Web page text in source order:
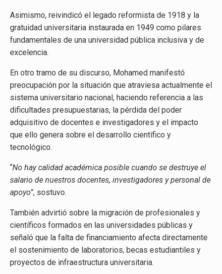
Asimismo, reivindicó el legado reformista de 1918 y la
gratuidad universitaria instaurada en 1949 como pilares
fundamentales de una universidad pública inclusiva y de
excelencia.
En otro tramo de su discurso, Mohamed manifestó
preocupación por la situación que atraviesa actualmente el
sistema universitario nacional, haciendo referencia a las
dificultades presupuestarias, la pérdida del poder
adquisitivo de docentes e investigadores y el impacto
que ello genera sobre el desarrollo científico y
tecnológico.
“No hay calidad académica posible cuando se destruye el
salario de nuestros docentes, investigadores y personal de
apoyo”, sostuvo.
También advirtió sobre la migración de profesionales y
científicos formados en las universidades públicas y
señaló que la falta de financiamiento afecta directamente
el sostenimiento de laboratorios, becas estudiantiles y
proyectos de infraestructura universitaria.